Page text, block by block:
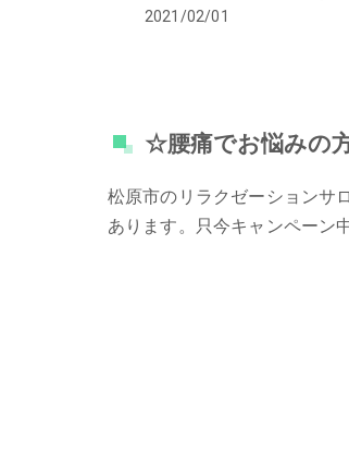
2021/02/01
☆腰痛でお悩みの
松原市のリラクゼーションサ
あります。只今キャンペーン